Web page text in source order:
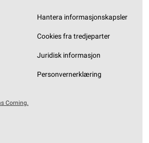
Hantera informasjonskapsler
Cookies fra tredjeparter
Juridisk informasjon
Personvernerklæring
Corning.